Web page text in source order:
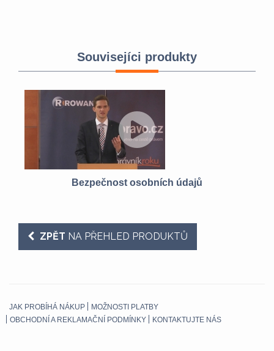
Souvisejíci produkty
Bezpečnost osobních údajů
ZPĚT NA PŘEHLED PRODUKTŮ
JAK PROBÍHÁ NÁKUP
MOŽNOSTI PLATBY
OBCHODNÍ A REKLAMAČNÍ PODMÍNKY
KONTAKTUJTE NÁS